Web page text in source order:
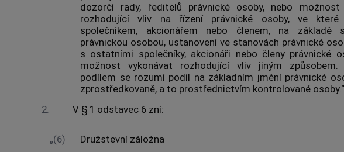
dozorčí rady, ředitelů právnické osoby, nebo možnost
rozhodující vliv na řízení právnické osoby, ve
společníkem, akcionářem nebo členem, na základě
právnickou osobou, ustanovení ve stanovách právnické
s ostatními společníky, akcionáři nebo členy právnické
možnost vykonávat rozhodující vliv jiným způsobem.
podílem se rozumí podíl na základním jmění právnické
zprostředkovaně, a to prostřednictvím kontrolované osoby.“.
2.
V § 1 odstavec 6 zní:
„(6)
Družstevní záložna